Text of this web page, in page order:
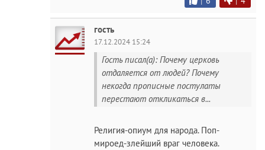
гость
17.12.2024 15:24
Гость писал(а): Почему церковь
отдаляется от людей? Почему
некогда прописные постулаты
перестают откликаться в...
Религия-опиум для народа. Поп-
мироед-злейший враг человека.